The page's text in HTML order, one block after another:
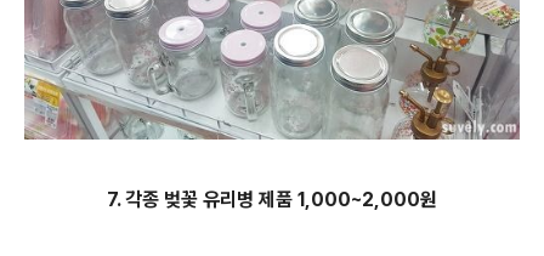
7. 각종 벚꽃 유리병 제품 1,000~2,000원